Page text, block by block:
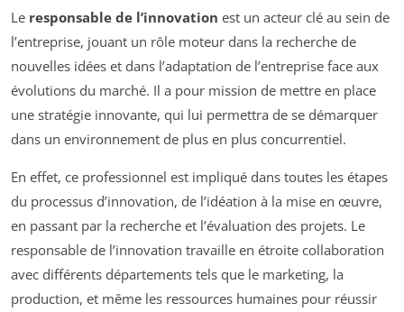
Le responsable de l’innovation est un acteur clé au sein de
l’entreprise, jouant un rôle moteur dans la recherche de
nouvelles idées et dans l’adaptation de l’entreprise face aux
évolutions du marché. Il a pour mission de mettre en place
une stratégie innovante, qui lui permettra de se démarquer
dans un environnement de plus en plus concurrentiel.
En effet, ce professionnel est impliqué dans toutes les étapes
du processus d’innovation, de l’idéation à la mise en œuvre,
en passant par la recherche et l’évaluation des projets. Le
responsable de l’innovation travaille en étroite collaboration
avec différents départements tels que le marketing, la
production, et même les ressources humaines pour réussir